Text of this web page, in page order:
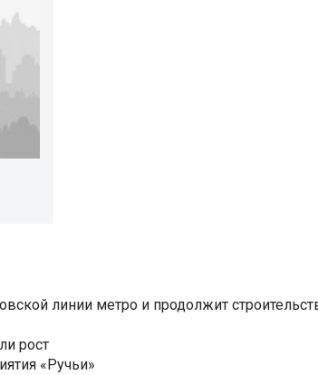
линии метро и продолжит
рост
«Ручьи»